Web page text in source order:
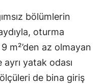
bölümlerin
oturma
m²’den az olmayan
yatak odası
ölçüleri de bina giriş